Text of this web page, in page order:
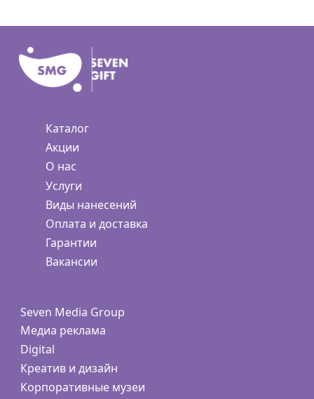
Каталог
Акции
О нас
Услуги
Виды нанесений
Оплата и доставка
Гарантии
Вакансии
Seven Media Group
Медиа реклама
Digital
Креатив и дизайн
Корпоративные музеи